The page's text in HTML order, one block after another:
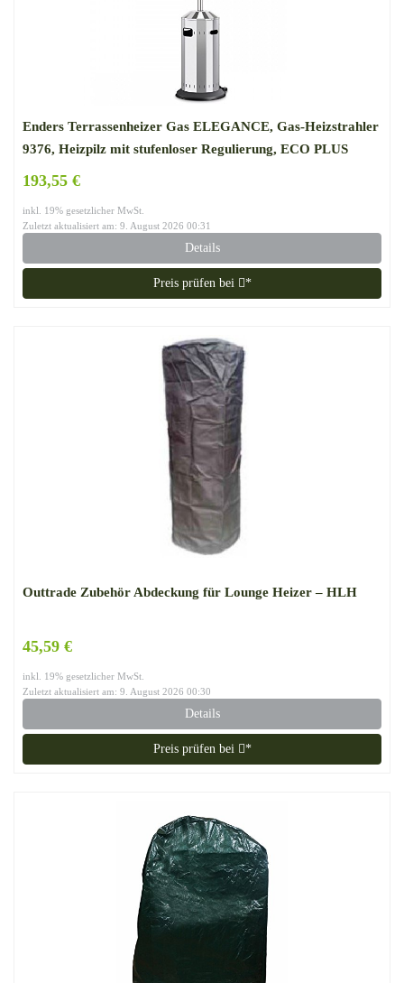
Enders Terrassenheizer Gas ELEGANCE, Gas-Heizstrahler
9376, Heizpilz mit stufenloser Regulierung, ECO PLUS
193,55 €
inkl. 19% gesetzlicher MwSt.
Zuletzt aktualisiert am: 9. August 2026 00:31
Details
Preis prüfen bei *
Outtrade Zubehör Abdeckung für Lounge Heizer – HLH
45,59 €
inkl. 19% gesetzlicher MwSt.
Zuletzt aktualisiert am: 9. August 2026 00:30
Details
Preis prüfen bei *